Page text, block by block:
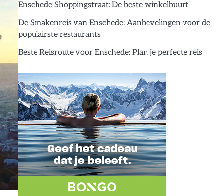
Enschede Shoppingstraat: De beste winkelbuurt
De Smakenreis van Enschede: Aanbevelingen voor de
populairste restaurants
Beste Reisroute voor Enschede: Plan je perfecte reis